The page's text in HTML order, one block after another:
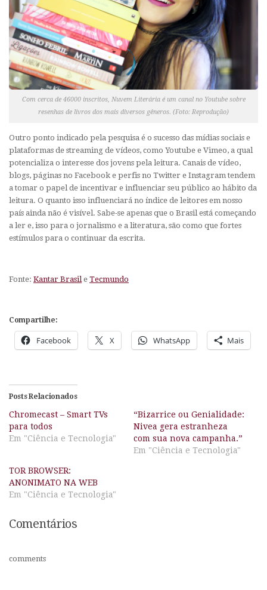
Com cerca de 46000 inscritos, Nuvem Literária é um canal no Youtube sobre
resenhas de livros dos mais diversos gêneros. (Foto: Reprodução)
Outro ponto indicado pela pesquisa é o sucesso das mídias sociais e
plataformas de streaming de vídeos, como Youtube e Vimeo, a qual
potencializa o interesse dos jovens pela leitura. Canais de vídeo,
blogs, páginas no Facebook e perfis no Twitter e Instagram tendem
a tomar o papel de incentivar e influenciar seu público ao hábito da
leitura. O quanto isso influenciará no índice de leitores em nosso
país ainda não é visível. Sabe-se apenas que o Brasil está começando
a ler e, isso para o jornalismo e a literatura, são como que fortes
estímulos para o continuar da escrita.
Fonte: Kantar Brasil e Tecmundo
Compartilhe:
Facebook X WhatsApp Mais
Posts Relacionados
Chromecast – Smart TVs
para todos
Em "Ciência e Tecnologia"
“Bizarrice ou Genialidade:
Nivea gera estranheza
com sua nova campanha.”
Em "Ciência e Tecnologia"
TOR BROWSER:
ANONIMATO NA WEB
Em "Ciência e Tecnologia"
Comentários
comments